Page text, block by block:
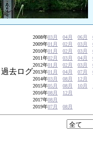
過去ログ
2008年03月 04月 06月
2009年01月 02月 03月
2010年01月 02月 03月
2011年02月 03月 04月
2012年01月 02月 03月
2013年01月 04月 07月
2014年03月 08月
12月
2015年05月 08月 10月
2016年08月
12月
2017年08月
2019年07月 08月